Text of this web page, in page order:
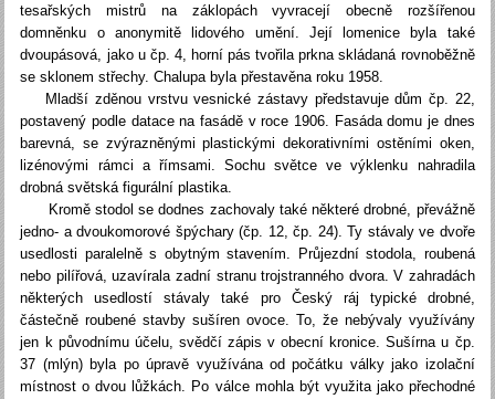
tesařských mistrů na záklopách vyvracejí obecně rozšířenou
domněnku o anonymitě lidového umění. Její lomenice byla také
dvoupásová, jako u čp. 4, horní pás tvořila prkna skládaná rovnoběžně
se sklonem střechy. Chalupa byla přestavěna roku 1958.
Mladší zděnou vrstvu vesnické zástavy představuje dům čp. 22,
postavený podle datace na fasádě v roce 1906. Fasáda domu je dnes
barevná, se zvýrazněnými plastickými dekorativními ostěními oken,
lizénovými rámci a římsami. Sochu světce ve výklenku nahradila
drobná světská figurální plastika.
Kromě stodol se dodnes zachovaly také některé drobné, převážně
jedno- a dvoukomorové špýchary (čp. 12, čp. 24). Ty stávaly ve dvoře
usedlosti paralelně s obytným stavením. Průjezdní stodola, roubená
nebo pilířová, uzavírala zadní stranu trojstranného dvora. V zahradách
některých usedlostí stávaly také pro Český ráj typické drobné,
částečně roubené stavby sušíren ovoce. To, že nebývaly využívány
jen k původnímu účelu, svědčí zápis v obecní kronice. Sušírna u čp.
37 (mlýn) byla po úpravě využívána od počátku války jako izolační
místnost o dvou lůžkách. Po válce mohla být využita jako přechodné